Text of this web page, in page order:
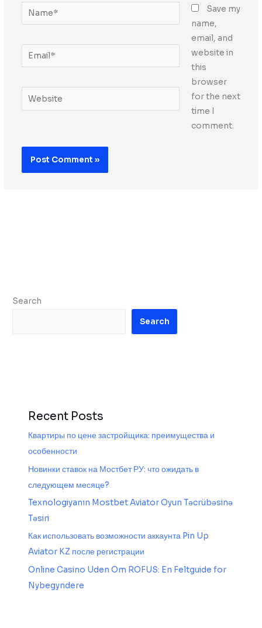
Name*
Email*
Website
Save my
name,
email, and
website in
this
browser
for the next
time I
comment.
Search
Search
Recent Posts
Квартиры по цене застройщика: преимущества и
особенности
Новинки ставок на Мостбет РУ: что ожидать в
следующем месяце?
Texnologiyanın Mostbet Aviator Oyun Təcrübəsinə
Təsiri
Как использовать возможности аккаунта Pin Up
Aviator KZ после регистрации
Online Casino Uden Om ROFUS: En Feltguide for
Nybegyndere